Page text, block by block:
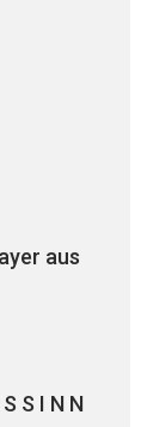
aus
S I N N